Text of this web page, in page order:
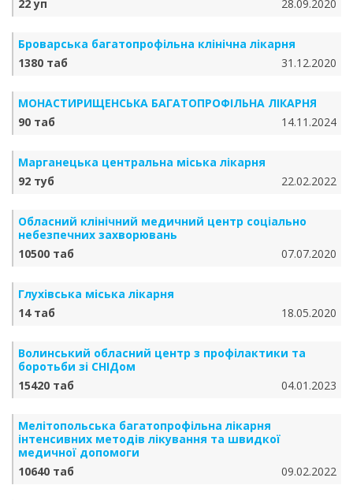
22 уп
28.09.2020
Броварська багатопрофільна клінічна лікарня
1380 таб
31.12.2020
МОНАСТИРИЩЕНСЬКА БАГАТОПРОФІЛЬНА ЛІКАРНЯ
90 таб
14.11.2024
Марганецька центральна міська лікарня
92 туб
22.02.2022
Обласний клінічний медичний центр соціально
небезпечних захворювань
10500 таб
07.07.2020
Глухівська міська лікарня
14 таб
18.05.2020
Волинський обласний центр з профілактики та
боротьби зі СНІДом
15420 таб
04.01.2023
Мелітопольська багатопрофільна лікарня
інтенсивних методів лікування та швидкої
медичної допомоги
10640 таб
09.02.2022